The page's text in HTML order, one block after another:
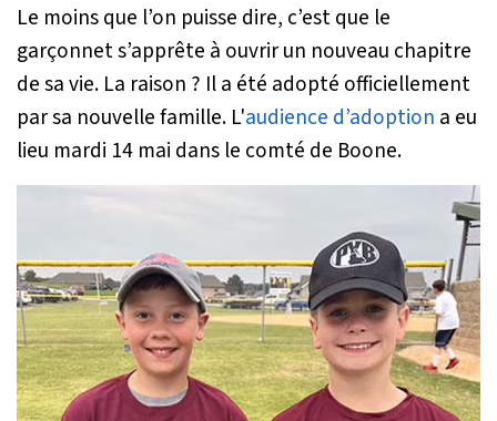
Le moins que l’on puisse dire, c’est que le
garçonnet s’apprête à ouvrir un nouveau chapitre
de sa vie. La raison ? Il a été adopté officiellement
par sa nouvelle famille. L'audience d’adoption a eu
lieu mardi 14 mai dans le comté de Boone.